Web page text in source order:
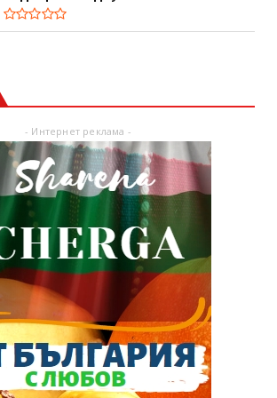
- Интернет реклама -